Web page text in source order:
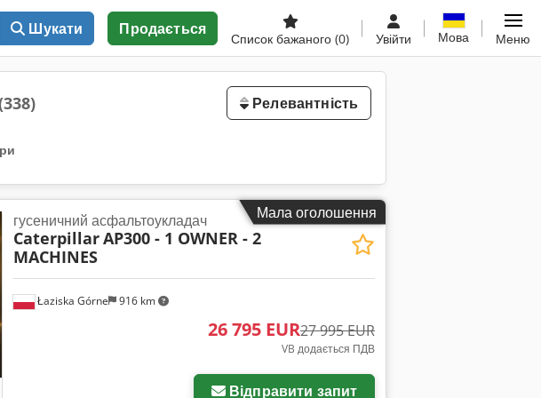
Шукати Продається
Список бажаного (0) Увійти Мова Меню
Релевантність
Мала оголошення
Łaziska Górne 916 km
гусеничний асфальтоукладач
CaterpillarAP300 - 1 OWNER - 2
MACHINES
26 795 EUR27 995 EUR
VB додається ПДВ
Відправити запит